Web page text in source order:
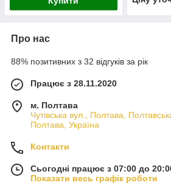
Про нас
88% позитивних з 32 відгуків за рік
Працює з 28.11.2020
м. Полтава
Чутівська вул., Полтава,
Полтава, Україна
Контакти
Сьогодні працює з 07:00 до
Показати весь графік роботи